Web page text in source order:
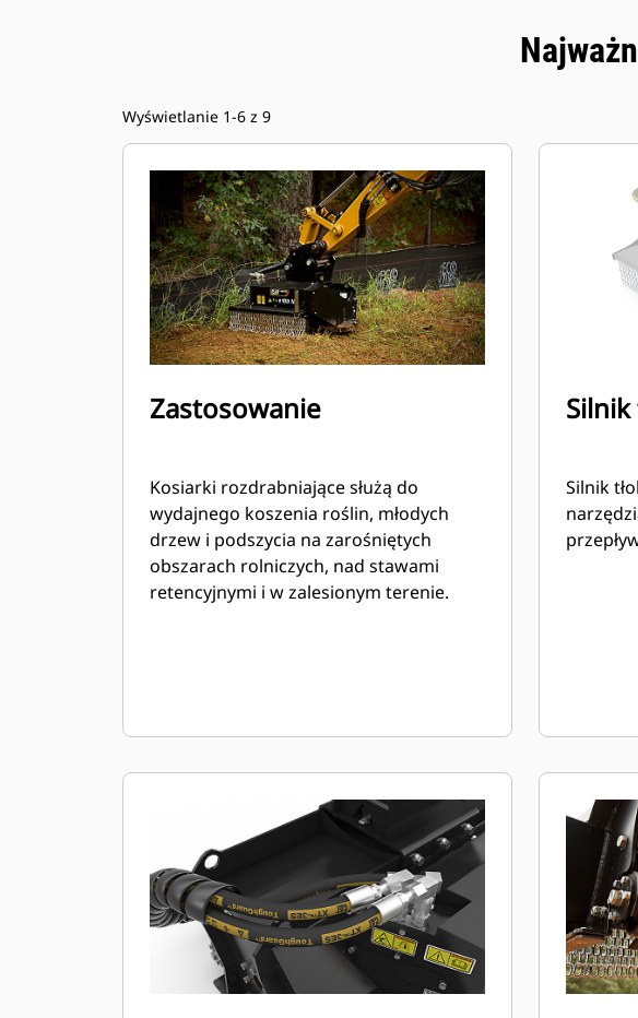
Wyświetlanie 1-6 z 9
Zastosowanie
Kosiarki rozdrabniające służą do
wydajnego koszenia roślin, młodych
drzew i podszycia na zarośniętych
obszarach rolniczych, nad stawami
retencyjnymi i w zalesionym terenie.
Silnik
Silnik